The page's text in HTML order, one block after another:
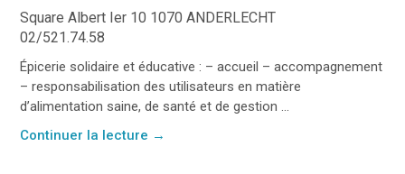
Square Albert Ier 10 1070 ANDERLECHT
02/521.74.58
Épicerie solidaire et éducative : – accueil – accompagnement
– responsabilisation des utilisateurs en matière
d’alimentation saine, de santé et de gestion ...
Continuer la lecture →